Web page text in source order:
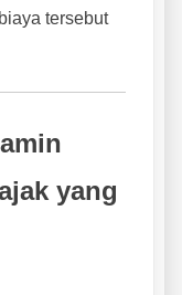
tersebut
yang